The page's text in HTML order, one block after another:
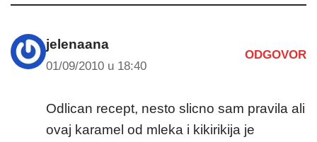
jelenaana
01/09/2010 u 18:40
ODGOVOR
Odlican recept, nesto slicno sam pravila ali
ovaj karamel od mleka i kikirikija je